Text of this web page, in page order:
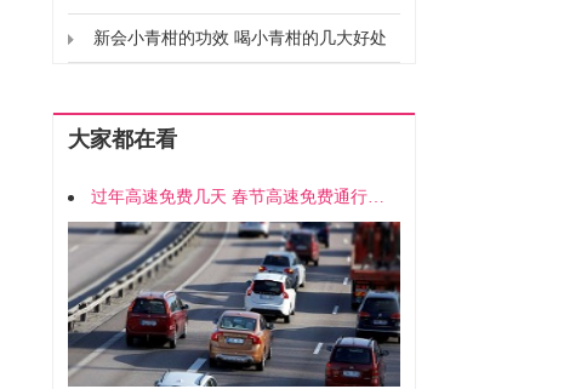
新会小青柑的功效 喝小青柑的几大好处
大家都在看
过年高速免费几天 春节高速免费通行时间